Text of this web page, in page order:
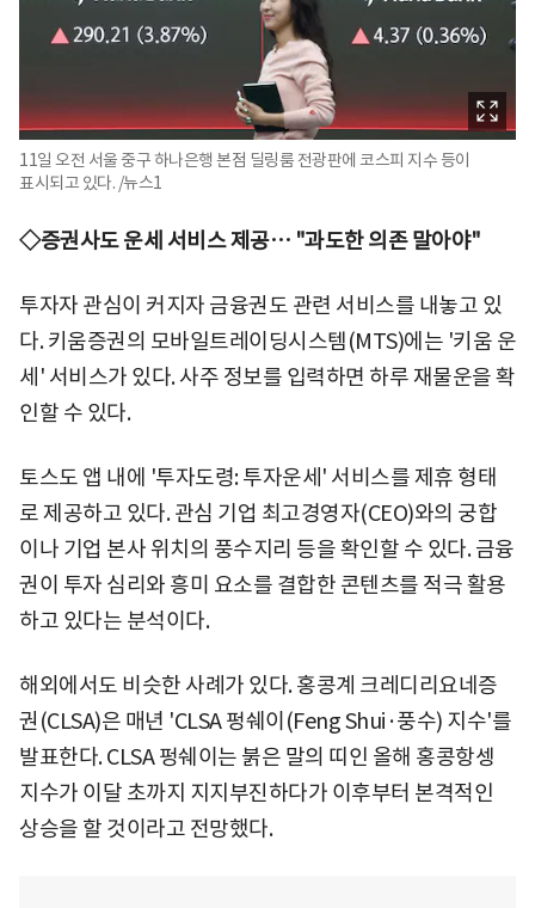
11일 오전 서울 중구 하나은행 본점 딜링룸 전광판에 코스피 지수 등이
표시되고 있다. /뉴스1
◇증권사도 운세 서비스 제공… "과도한 의존 말아야"
투자자 관심이 커지자 금융권도 관련 서비스를 내놓고 있
다. 키움증권의 모바일트레이딩시스템(MTS)에는 '키움 운
세' 서비스가 있다. 사주 정보를 입력하면 하루 재물운을 확
인할 수 있다.
토스도 앱 내에 '투자도령: 투자운세' 서비스를 제휴 형태
로 제공하고 있다. 관심 기업 최고경영자(CEO)와의 궁합
이나 기업 본사 위치의 풍수지리 등을 확인할 수 있다. 금융
권이 투자 심리와 흥미 요소를 결합한 콘텐츠를 적극 활용
하고 있다는 분석이다.
해외에서도 비슷한 사례가 있다. 홍콩계 크레디리요네증
권(CLSA)은 매년 'CLSA 펑쉐이(Feng Shui·풍수) 지수'를
발표한다. CLSA 펑쉐이는 붉은 말의 띠인 올해 홍콩항셍
지수가 이달 초까지 지지부진하다가 이후부터 본격적인
상승을 할 것이라고 전망했다.